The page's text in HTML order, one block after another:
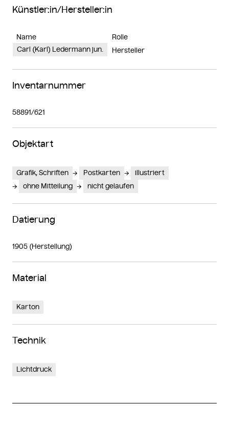
Künstler:in/Hersteller:in
Name
Rolle
Carl (Karl) Ledermann jun.
Hersteller
Inventarnummer
58891/621
Objektart
Grafik, Schriften Postkarten
illustriert
ohne Mitteilung
nicht gelaufen
Datierung
1905 (Herstellung)
Material
Karton
Technik
Lichtdruck